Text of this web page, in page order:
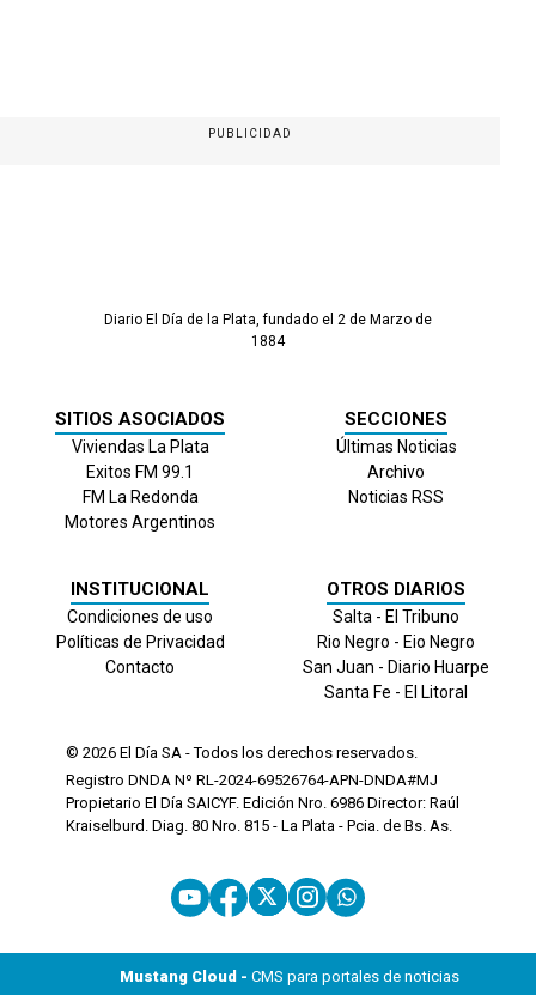
PUBLICIDAD
Diario El Día de la Plata, fundado el 2 de Marzo de
1884
SITIOS ASOCIADOS
Viviendas La Plata
Exitos FM 99.1
FM La Redonda
Motores Argentinos
SECCIONES
Últimas Noticias
Archivo
Noticias RSS
INSTITUCIONAL
Condiciones de uso
Políticas de Privacidad
Contacto
OTROS DIARIOS
Salta - El Tribuno
Rio Negro - Eio Negro
San Juan - Diario Huarpe
Santa Fe - El Litoral
© 2026 El Día SA - Todos los derechos reservados.
Registro DNDA Nº RL-2024-69526764-APN-DNDA#MJ
Propietario El Día SAICYF. Edición Nro. 6986 Director: Raúl
Kraiselburd. Diag. 80 Nro. 815 - La Plata - Pcia. de Bs. As.
Mustang Cloud - CMS para portales de noticias